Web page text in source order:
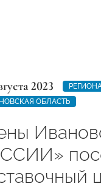
2023
ОБЛАСТЬ